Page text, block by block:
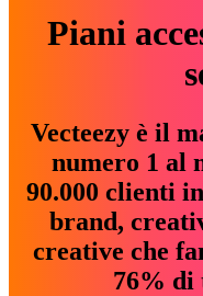
Piani
Vecteezy è il
numero 1 al
90.000 clienti
brand,
creative che
76% di